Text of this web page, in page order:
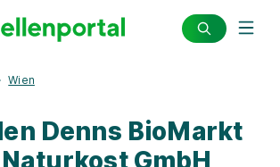
Wien
Denns BioMarkt
GmbH